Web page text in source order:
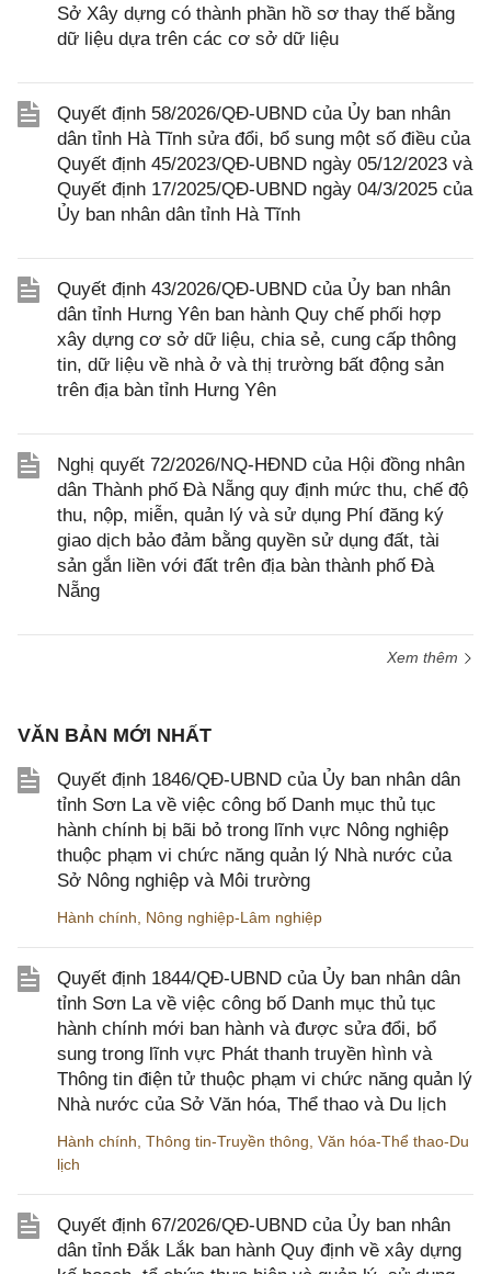
Sở Xây dựng có thành phần hồ sơ thay thế bằng
dữ liệu dựa trên các cơ sở dữ liệu
Quyết định 58/2026/QĐ-UBND của Ủy ban nhân
dân tỉnh Hà Tĩnh sửa đổi, bổ sung một số điều của
Quyết định 45/2023/QĐ-UBND ngày 05/12/2023 và
Quyết định 17/2025/QĐ-UBND ngày 04/3/2025 của
Ủy ban nhân dân tỉnh Hà Tĩnh
Quyết định 43/2026/QĐ-UBND của Ủy ban nhân
dân tỉnh Hưng Yên ban hành Quy chế phối hợp
xây dựng cơ sở dữ liệu, chia sẻ, cung cấp thông
tin, dữ liệu về nhà ở và thị trường bất động sản
trên địa bàn tỉnh Hưng Yên
Nghị quyết 72/2026/NQ-HĐND của Hội đồng nhân
dân Thành phố Đà Nẵng quy định mức thu, chế độ
thu, nộp, miễn, quản lý và sử dụng Phí đăng ký
giao dịch bảo đảm bằng quyền sử dụng đất, tài
sản gắn liền với đất trên địa bàn thành phố Đà
Nẵng
Xem thêm
VĂN BẢN MỚI NHẤT
Quyết định 1846/QĐ-UBND của Ủy ban nhân dân
tỉnh Sơn La về việc công bố Danh mục thủ tục
hành chính bị bãi bỏ trong lĩnh vực Nông nghiệp
thuộc phạm vi chức năng quản lý Nhà nước của
Sở Nông nghiệp và Môi trường
Hành chính Nông nghiệp-Lâm nghiệp
Quyết định 1844/QĐ-UBND của Ủy ban nhân dân
tỉnh Sơn La về việc công bố Danh mục thủ tục
hành chính mới ban hành và được sửa đổi, bổ
sung trong lĩnh vực Phát thanh truyền hình và
Thông tin điện tử thuộc phạm vi chức năng quản lý
Nhà nước của Sở Văn hóa, Thể thao và Du lịch
Hành chính Thông tin-Truyền thông Văn hóa-Thể thao-Du
lịch
Quyết định 67/2026/QĐ-UBND của Ủy ban nhân
dân tỉnh Đắk Lắk ban hành Quy định về xây dựng